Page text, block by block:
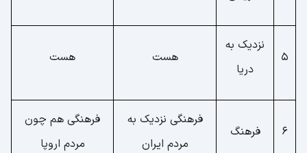
5
نزدیک به
دریا
هست هست
6 فرهنگ
فرهنگی نزدیک به
مردم ایران
فرهنگی هم چون
مردم اروپا